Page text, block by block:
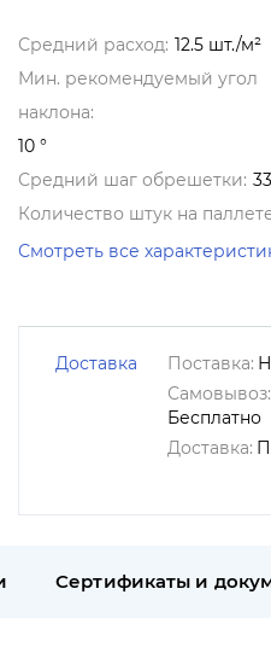
Средний расход: 12.5 шт./м²
Мин. рекомендуемый угол
наклона:
10 °
Средний шаг обрешетки:
Количество штук на
Смотреть все
Доставка Поставка:
Самовывоз:
Бесплатно
Доставка:
Сертификаты и